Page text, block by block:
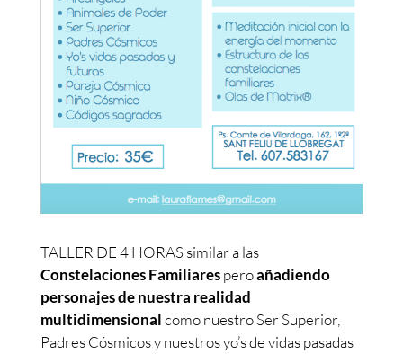
TALLER DE 4 HORAS similar a las
Constelaciones Familiaresperoañadiendo
personajes de nuestra realidad
multidimensionalcomo nuestro Ser Superior,
Padres Cósmicos y nuestros yo’s de vidas pasadas